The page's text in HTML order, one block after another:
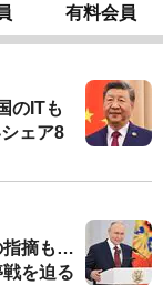
有料会員
のITも
ェア8
指摘も…
を迫る